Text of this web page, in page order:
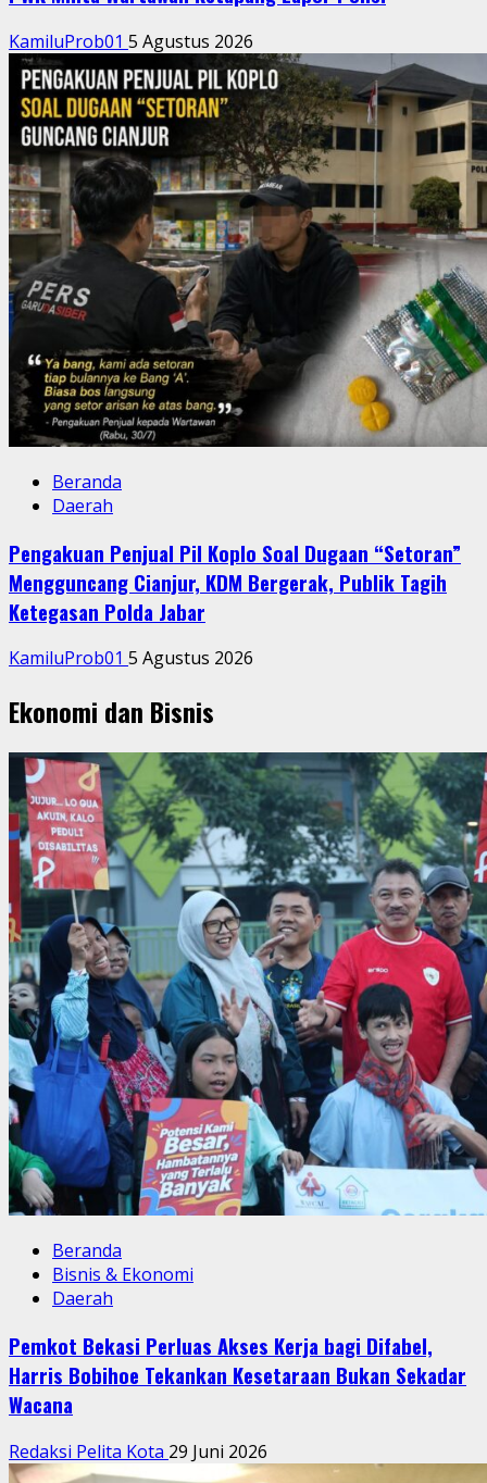
KamiluProb01 5 Agustus 2026
Beranda
Daerah
Pengakuan Penjual Pil Koplo Soal Dugaan “Setoran”
Mengguncang Cianjur, KDM Bergerak, Publik Tagih
Ketegasan Polda Jabar
KamiluProb01 5 Agustus 2026
Ekonomi dan Bisnis
Beranda
Bisnis & Ekonomi
Daerah
Pemkot Bekasi Perluas Akses Kerja bagi Difabel,
Harris Bobihoe Tekankan Kesetaraan Bukan Sekadar
Wacana
Redaksi Pelita Kota 29 Juni 2026